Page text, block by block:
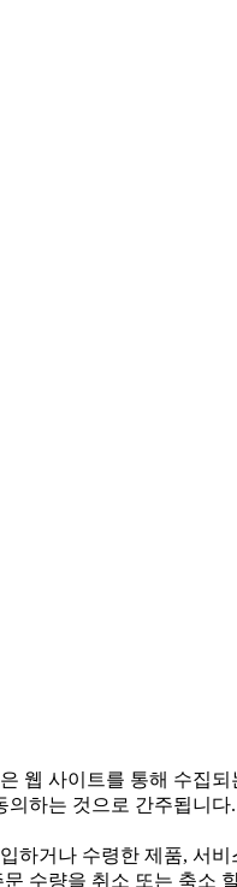
웹 사이트를 통해 수집
의하는 것으로 간주됩니다.
하거나 수령한 제품, 서
수량을 취소 또는 축소